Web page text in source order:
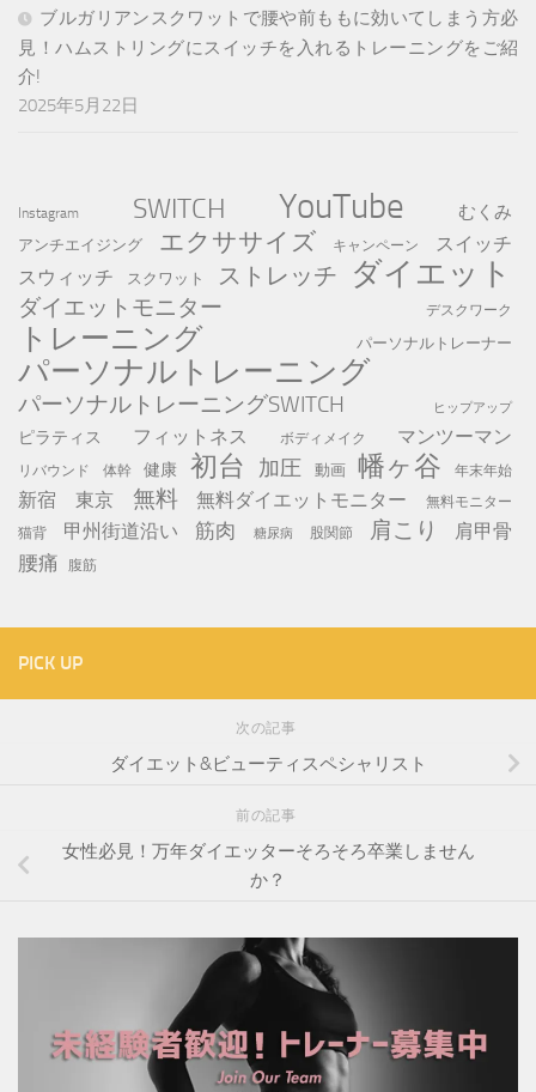
ブルガリアンスクワットで腰や前ももに効いてしまう方必
見！ハムストリングにスイッチを入れるトレーニングをご紹
介!
2025年5月22日
Instagram SWITCH YouTube むくみ
アンチエイジング エクササイズ キャンペーン
スイッチ
スウィッチ
スクワット ストレッチ ダイエット
ダイエットモニター デスクワーク
トレーニング パーソナルトレーナー
パーソナルトレーニング
パーソナルトレーニングSWITCH ヒップアップ
ピラティス フィットネス ボディメイク マンツーマン
リバウンド 体幹 健康 初台 加圧 動画 幡ヶ谷 年末年始
新宿 東京 無料 無料ダイエットモニター
無料モニター
猫背
甲州街道沿い 筋肉 糖尿病 股関節 肩こり 肩甲骨
腰痛 腹筋
PICK UP
次の記事
ダイエット&ビューティスペシャリスト
前の記事
女性必見！万年ダイエッターそろそろ卒業しません
か？